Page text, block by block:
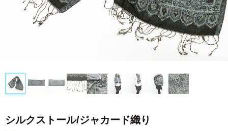
シルクストール/ジャカード織り